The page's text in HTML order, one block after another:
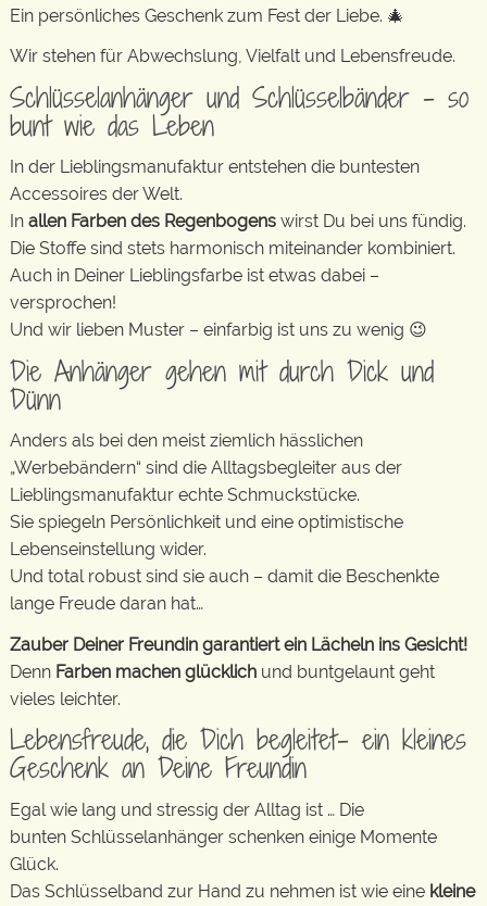
Ein persönliches Geschenk zum Fest der Liebe. 🎄
Wir stehen für Abwechslung, Vielfalt und Lebensfreude.
Schlüsselanhänger und Schlüsselbänder – so
bunt wie das Leben
In der Lieblingsmanufaktur entstehen die buntesten
Accessoires der Welt.
In allen Farben des Regenbogens wirst Du bei uns fündig.
Die Stoffe sind stets harmonisch miteinander kombiniert.
Auch in Deiner Lieblingsfarbe ist etwas dabei –
versprochen!
Und wir lieben Muster – einfarbig ist uns zu wenig 😉
Die Anhänger gehen mit durch Dick und
Dünn
Anders als bei den meist ziemlich hässlichen
„Werbebändern“ sind die Alltagsbegleiter aus der
Lieblingsmanufaktur echte Schmuckstücke.
Sie spiegeln Persönlichkeit und eine optimistische
Lebenseinstellung wider.
Und total robust sind sie auch – damit die Beschenkte
lange Freude daran hat…
Zauber Deiner Freundin garantiert ein Lächeln ins Gesicht!
Denn Farben machen glücklich und buntgelaunt geht
vieles leichter.
Lebensfreude, die Dich begleitet- ein kleines
Geschenk an Deine Freundin
Egal wie lang und stressig der Alltag ist … Die
bunten Schlüsselanhänger schenken einige Momente
Glück.
Das Schlüsselband zur Hand zu nehmen ist wie eine kleine